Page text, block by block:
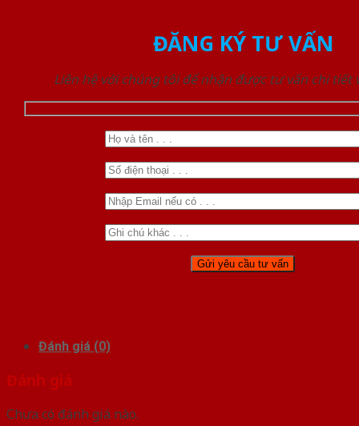
ĐĂNG KÝ TƯ VẤN
Liên hệ với chúng tôi để nhận được tư vấn chi tiết
Đánh giá (0)
Đánh giá
Chưa có đánh giá nào.